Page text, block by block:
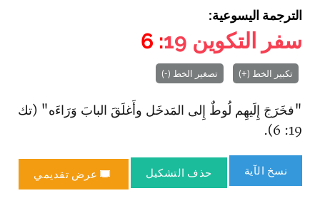
الترجمة اليسوعية:
سفر التكوين 19
: 6
تكبير الخط (+) تصغير الخط (-)
"فخَرَجَ إِلَيهِم لُوطٌ إِلى المَدخَل وأَغلَقَ البابَ وَرَاءَه" (تك
19: 6).
نسخ الآية حذف التشكيل عرض تقديمي